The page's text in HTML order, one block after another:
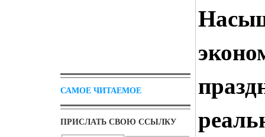
САМОЕ ЧИТАЕМОЕ
ПРИСЛАТЬ СВОЮ ССЫЛКУ